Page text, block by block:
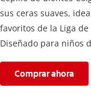
sus ceras suaves,
favoritos de la Liga
Diseñado para niños
Comprar ahora